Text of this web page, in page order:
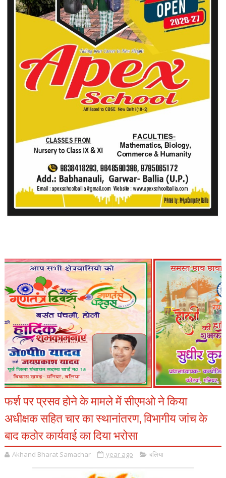
फर्श पर प्रसव होने के मामले में सीएमओ ने किया
अधीक्षक सहित चार का स्थानांतरण, विभागीय जांच के
बाद कठोर कार्यवाई का दिया भरोसा
Akhand Bharat Samachar year ago बलिया